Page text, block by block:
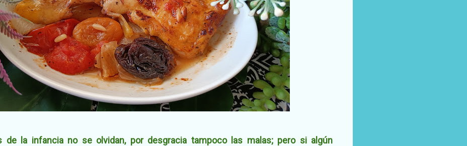
de la infancia no se olvidan, por desgracia tampoco las malas; pero si algún